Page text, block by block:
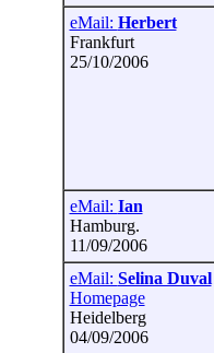
eMail: Herbert
Frankfurt
25/10/2006
eMail: Ian
Hamburg.
11/09/2006
eMail: Selina Duval
Homepage
Heidelberg
04/09/2006